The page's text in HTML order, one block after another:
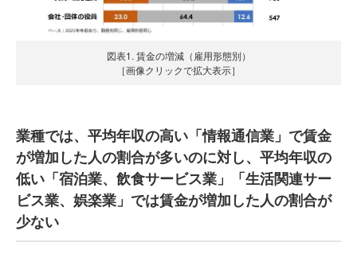
図表1. 賃金の増減（雇用形態別）
［画像クリックで拡大表示］
業種では、平均年収の高い「情報通信業」で賃金
が増加した人の割合が多いのに対し、平均年収の
低い「宿泊業、飲食サービス業」「生活関連サー
ビス業、娯楽業」では賃金が増加した人の割合が
少ない